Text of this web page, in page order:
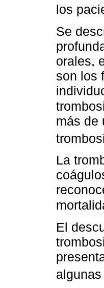
los
Se
orales,
son los
más de
La
El